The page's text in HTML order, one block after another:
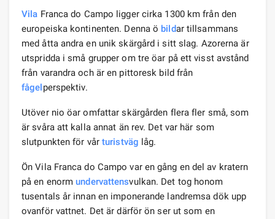
Vila Franca do Campo ligger cirka 1300 km från den
europeiska kontinenten. Denna ö bildar tillsammans
med åtta andra en unik skärgård i sitt slag. Azorerna är
utspridda i små grupper om tre öar på ett visst avstånd
från varandra och är en pittoresk bild från
fågelperspektiv.
Utöver nio öar omfattar skärgården flera fler små, som
är svåra att kalla annat än rev. Det var här som
slutpunkten för vår turistväg låg.
Ön Vila Franca do Campo var en gång en del av kratern
på en enormundervattensvulkan. Det tog honom
tusentals år innan en imponerande landremsa dök upp
ovanför vattnet. Det är därför ön ser ut som en